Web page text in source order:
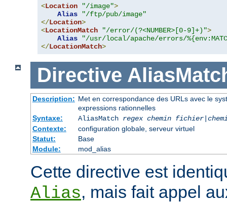
<Location "/image">
Alias
"/ftp/pub/image"
</Location>
<LocationMatch "/error/(?<NUMBER>[0-9]+)">
Alias
"/usr/local/apache/errors/
</LocationMatch>
Directive
Description: Met en correspondance des URLs avec le
expressions rationnelles
Syntaxe:
AliasMatch regex chemin fichier|
Contexte:
configuration globale, serveur virtuel
Statut:
Base
Module:
mod_alias
Cette directive est
Alias, mais fait appel